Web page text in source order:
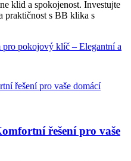
klid a spokojenost. Investujte
praktičnost s BB klika s
pokojový klíč – Elegantní a
řešení pro vaše